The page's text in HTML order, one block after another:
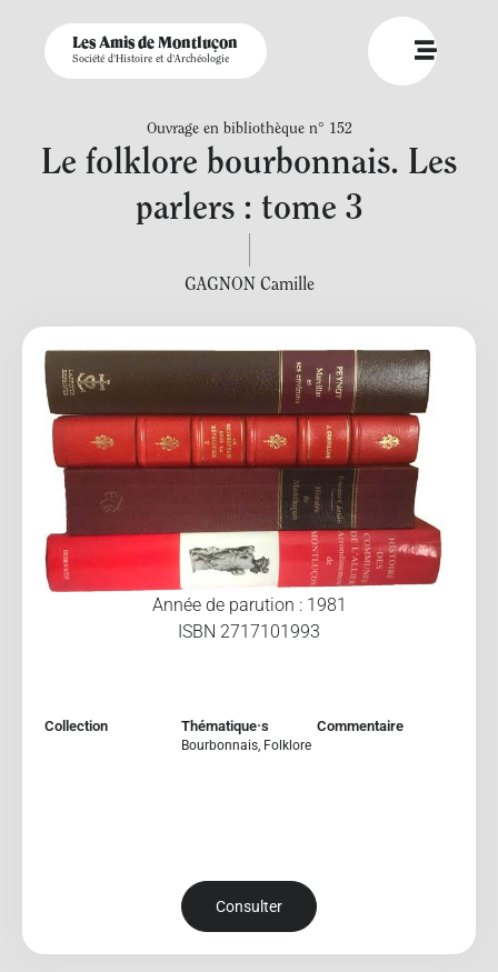
Les Amis de Montluçon
Société d'Histoire et d'Archéologie
Ouvrage en bibliothèque n° 152
Le folklore bourbonnais. Les
parlers : tome 3
GAGNON Camille
Année de parution : 1981
ISBN 2717101993
Collection Thématique·s
Bourbonnais, Folklore
Commentaire
Consulter